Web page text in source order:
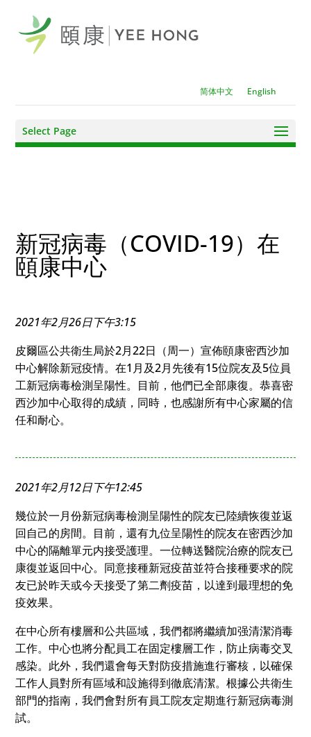
简体中文 English
Select Page
新冠病毒（COVID-19）在
頤康中心
2021年2月26日下午3:15
皮爾區公共衛生局於2月22日（周一）宣佈頤康密西沙加
中心解除新冠疫情。在1月及2月先後有15位院友及5位員
工新冠病毒檢測呈陽性。目前，他們已全部康復。恭喜密
西沙加中心取得的成績，同時，也感謝所有中心家屬的信
任和耐心。
2021年2月12日下午12:45
幾位於一月份新冠病毒檢測呈陽性的院友已陸續恢復並返
回自己的房間。目前，還有九位呈陽性的院友在密西沙加
中心的隔離單元内接受護理。一位轉送醫院治療的院友已
康復並返回中心。同意接種新冠疫苗並符合接種要求的院
友已於昨天或今天接受了第二劑疫苗，以達到最理想的免
疫效果。
在中心所有樓層和公共區域，我們都將繼續加强清潔消毒
工作。中心也將分配員工在固定樓層工作，防止病毒交叉
感染。此外，我們還會每天對防疫措施進行審核，以確保
工作人員對所有區域和設施得到徹底清潔。根據公共衛生
部門的指南，我們會對所有員工院友定期進行新冠病毒測
試。